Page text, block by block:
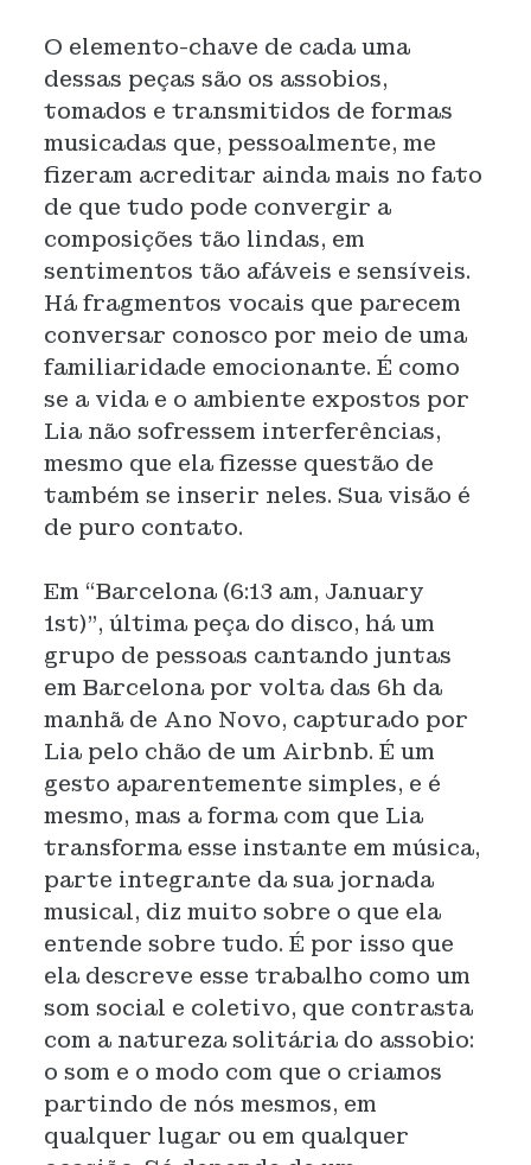
O elemento-chave de cada uma
dessas peças são os assobios,
tomados e transmitidos de formas
musicadas que, pessoalmente, me
fizeram acreditar ainda mais no fato
de que tudo pode convergir a
composições tão lindas, em
sentimentos tão afáveis e sensíveis.
Há fragmentos vocais que parecem
conversar conosco por meio de uma
familiaridade emocionante. É como
se a vida e o ambiente expostos por
Lia não sofressem interferências,
mesmo que ela fizesse questão de
também se inserir neles. Sua visão é
de puro contato.
Em “Barcelona (6:13 am, January
1st)”, última peça do disco, há um
grupo de pessoas cantando juntas
em Barcelona por volta das 6h da
manhã de Ano Novo, capturado por
Lia pelo chão de um Airbnb. É um
gesto aparentemente simples, e é
mesmo, mas a forma com que Lia
transforma esse instante em música,
parte integrante da sua jornada
musical, diz muito sobre o que ela
entende sobre tudo. É por isso que
ela descreve esse trabalho como um
som social e coletivo, que contrasta
com a natureza solitária do assobio:
o som e o modo com que o criamos
partindo de nós mesmos, em
qualquer lugar ou em qualquer